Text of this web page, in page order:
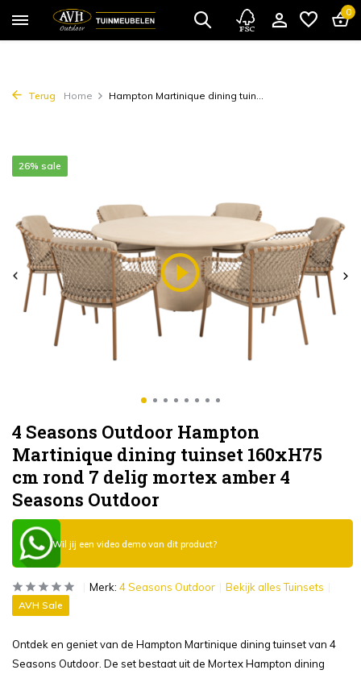
0
Terug Home Hampton Martinique dining tuin...
4 Seasons Outdoor Hampton
Martinique dining tuinset 160xH75
cm rond 7 delig mortex amber 4
Seasons Outdoor
26% sale
Wil jij een video demo van dit product?
Merk: 4 Seasons Outdoor Bekijk alles Tuinsets
AVH Sale
Ontdek en geniet van de Hampton Martinique dining tuinset van 4
Seasons Outdoor. De set bestaat uit de Mortex Hampton dining